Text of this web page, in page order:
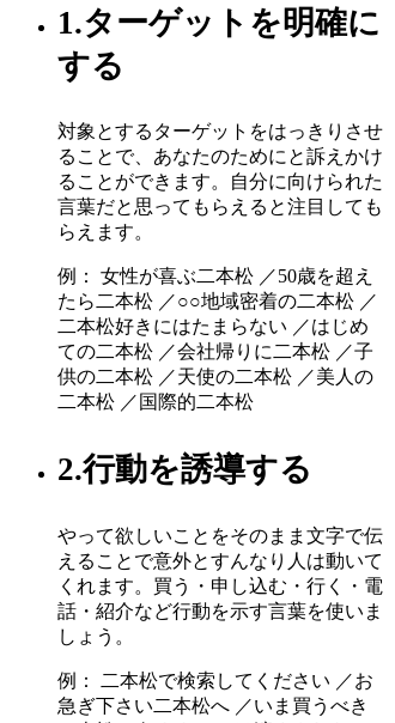
1.ターゲットを明確に
する
対象とするターゲットをはっきりさせ
ることで、あなたのためにと訴えかけ
ることができます。自分に向けられた
言葉だと思ってもらえると注目しても
らえます。
例： 女性が喜ぶ二本松 ／50歳を超え
たら二本松 ／○○地域密着の二本松 ／
二本松好きにはたまらない ／はじめ
ての二本松 ／会社帰りに二本松 ／子
供の二本松 ／天使の二本松 ／美人の
二本松 ／国際的二本松
2.行動を誘導する
やって欲しいことをそのまま文字で伝
えることで意外とすんなり人は動いて
くれます。買う・申し込む・行く・電
話・紹介など行動を示す言葉を使いま
しょう。
例： 二本松で検索してください ／お
急ぎ下さい二本松へ ／いま買うべき